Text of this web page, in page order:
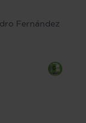
Fernández